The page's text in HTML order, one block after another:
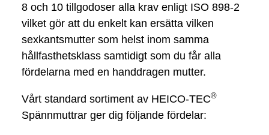
8 och 10 tillgodoser alla krav enligt ISO 898-2
vilket gör att du enkelt kan ersätta vilken
sexkantsmutter som helst inom samma
hållfasthetsklass samtidigt som du får alla
fördelarna med en handdragen mutter.
Vårt standard sortiment av HEICO-TEC®
Spännmuttrar ger dig följande fördelar: